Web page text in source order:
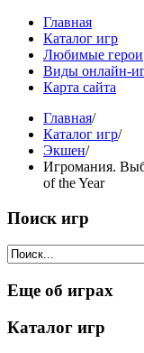
Главная
Каталог игр
Любимые герои
Виды онлайн-
Карта сайта
Главная/
Каталог игр/
Экшен/
Игромания.
of the Year
Поиск игр
Еще об играх
Каталог игр